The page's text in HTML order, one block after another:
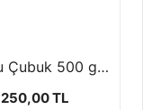
Bambu Çubuk 500 gr (450 ad ) 3 mm 23cm
250,00 TL